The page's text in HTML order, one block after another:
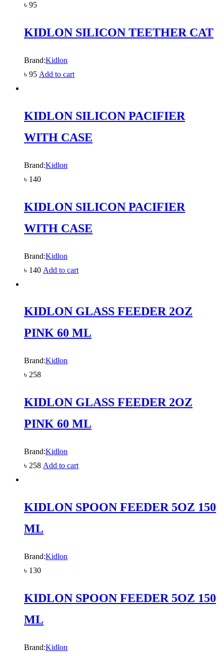
৳ 95
KIDLON SILICON TEETHER CAT
Brand:Kidlon
৳ 95 Add to cart
KIDLON SILICON PACIFIER
WITH CASE
Brand:Kidlon
৳ 140
KIDLON SILICON PACIFIER
WITH CASE
Brand:Kidlon
৳ 140 Add to cart
KIDLON GLASS FEEDER 2OZ
PINK 60 ML
Brand:Kidlon
৳ 258
KIDLON GLASS FEEDER 2OZ
PINK 60 ML
Brand:Kidlon
৳ 258 Add to cart
KIDLON SPOON FEEDER 5OZ 150
ML
Brand:Kidlon
৳ 130
KIDLON SPOON FEEDER 5OZ 150
ML
Brand:Kidlon